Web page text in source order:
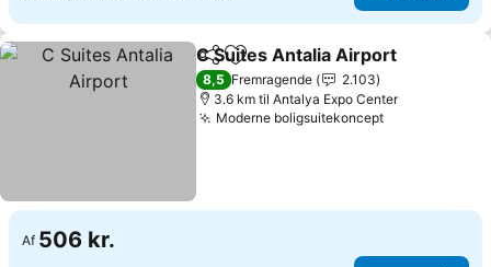
Del Føj til favoritter
C Suites Antalia Airport
8,5 Fremragende
2.103
3.6 km til Antalya Expo Center
Moderne boligsuitekoncept
Af 506 kr.